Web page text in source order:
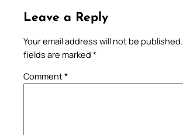
Leave a Reply
Your email address will not be published.
fields are marked *
Comment*